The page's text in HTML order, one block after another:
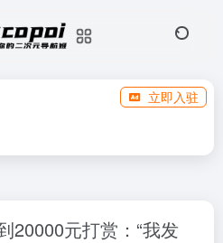
立即入驻
20000元打赏：“我发